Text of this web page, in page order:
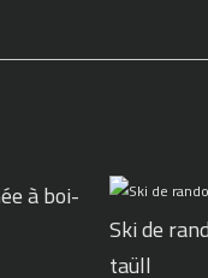
à boi-
Ski de
taüll